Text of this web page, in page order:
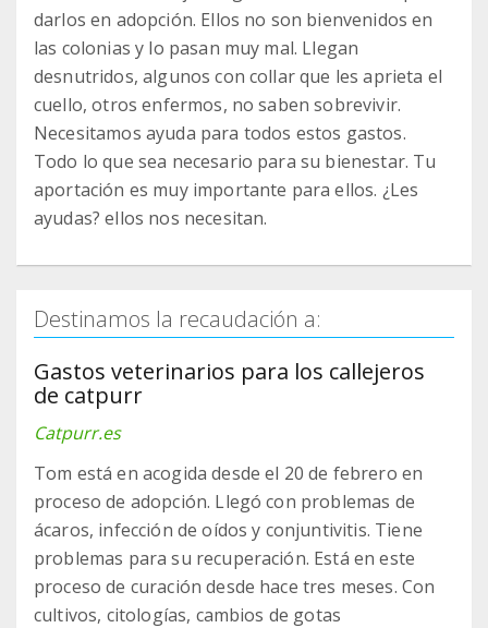
darlos en adopción. Ellos no son bienvenidos en
las colonias y lo pasan muy mal. Llegan
desnutridos, algunos con collar que les aprieta el
cuello, otros enfermos, no saben sobrevivir.
Necesitamos ayuda para todos estos gastos.
Todo lo que sea necesario para su bienestar. Tu
aportación es muy importante para ellos. ¿Les
ayudas? ellos nos necesitan.
Destinamos la recaudación a:
Gastos veterinarios para los callejeros
de catpurr
Catpurr.es
Tom está en acogida desde el 20 de febrero en
proceso de adopción. Llegó con problemas de
ácaros, infección de oídos y conjuntivitis. Tiene
problemas para su recuperación. Está en este
proceso de curación desde hace tres meses. Con
cultivos, citologías, cambios de gotas